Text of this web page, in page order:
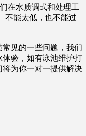
在水质调式和处理工
不能太低，也不能过
见的一些问题，我们
验，如有泳池维护打
为你一对一提供解决